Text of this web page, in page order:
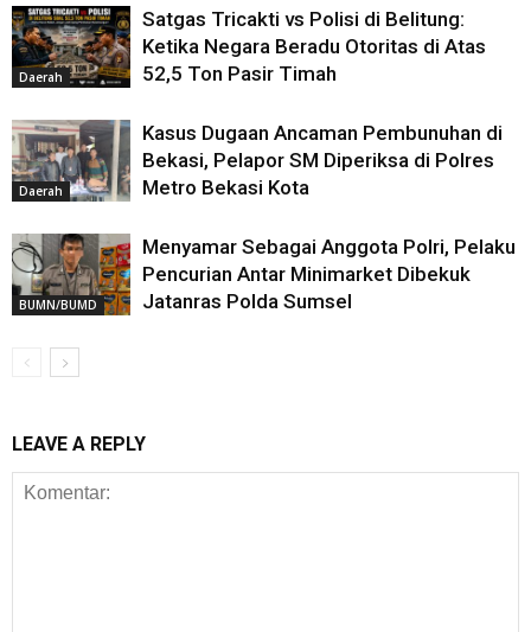
Daerah
Satgas Tricakti vs Polisi di Belitung:
Ketika Negara Beradu Otoritas di Atas
52,5 Ton Pasir Timah
Daerah
Kasus Dugaan Ancaman Pembunuhan di
Bekasi, Pelapor SM Diperiksa di Polres
Metro Bekasi Kota
BUMN/BUMD
Menyamar Sebagai Anggota Polri, Pelaku
Pencurian Antar Minimarket Dibekuk
Jatanras Polda Sumsel
LEAVE A REPLY